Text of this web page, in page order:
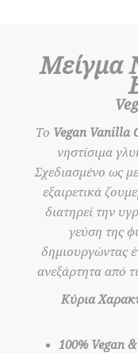
Μείγμα
Το Vegan Vanilla
νηστίσιμα
Σχεδιασμένο ως
εξαιρετικά
διατηρεί την
γεύση της
δημιουργώντας
ανεξάρτητα από
Κύρια
100% Vegan